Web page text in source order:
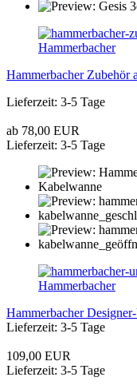
Hammerbacher
Hammerbacher Zubehör
Lieferzeit: 3-5 Tage
ab 78,00 EUR
Lieferzeit: 3-5 Tage
Hammerbacher
Hammerbacher
Lieferzeit: 3-5 Tage
109,00 EUR
Lieferzeit: 3-5 Tage